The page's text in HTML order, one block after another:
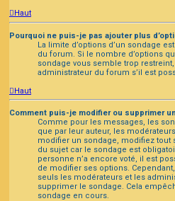
Haut
Pourquoi ne puis-je pas ajouter plus
La limite d’options d’un sondage
du forum. Si le nombre d’options
sondage vous semble trop
administrateur du forum s’il est
Haut
Comment puis-je modifier ou supprimer
Comme pour les messages, les
que par leur auteur, les
modifier un sondage, modifiez
du sujet car le sondage est
personne n’a encore voté, il est
de modifier ses options.
seuls les modérateurs et les
supprimer le sondage. Cela
sondage en cours.